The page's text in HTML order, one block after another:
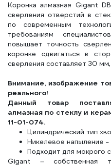
Коронка алмазная Gigant
сверления отверстий в
по современным
требованиям
повышает точность
коронке сдвигаться в
сверления составляет 30
Внимание, изображение
реального!
Данный товар
алмазная по стеклу и
11-01-074.
Цилиндрический тип
Никелевое напыление
Подходит для мокрого
Gigant – собственная